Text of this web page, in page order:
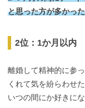
と思った方が多かっ
2位：1か月以内
離婚して精神的に参
くれて気を紛らわせ
いつの間にか好きに